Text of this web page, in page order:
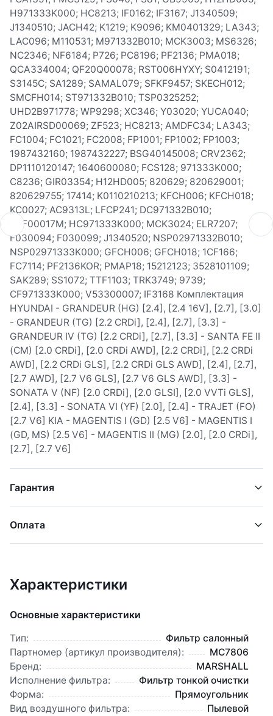
H971333K000; HC8213; IF0162; IF3167; J1340509;
J1340510; JACH42; K1219; K9096; KM0401329; LA343;
LAC096; M110531; M971332B010; MCK3003; MS6326;
NC2346; NF6184; P726; PC8196; PF2136; PMA018;
QCA334004; QF20Q00078; RST006HYXY; S0412191;
S3145C; SA1289; SAMAL079; SFKF9457; SKECH012;
SMCFH014; ST971332B010; TSP0325252;
UHD2B971778; WP9298; XC346; Y03020; YUCA040;
Z02AIRSD00069; ZF523; HC8213; AMDFC34; LA343;
FC1004; FC1021; FC2008; FP1001; FP1002; FP1003;
1987432160; 1987432227; BSG40145008; CRV2362;
DP1110120147; 1640600080; FCS128; 971333K000;
C8236; GIR03354; H12HD005; 820629; 820629001;
820629755; 17414; K0110210213; KFCH006; KFCH018;
KC0027; AC9313L; LFCP241; DC971332B010;
ECF00017M; HC971333K000; MCK3024; ELR7207;
F030094; F030099; J1340520; NSP02971332B010;
NSP02971333K000; GFCH006; GFCH018; 1CF166;
FC7114; PF2136KOR; PMAP18; 15212123; 3528101109;
SAK289; SS1072; TTF1103; TRK3749; 9739;
CF971333K000; V53300007; IF3168 Комплектация
HYUNDAI - GRANDEUR (HG) [2.4], [2.4 16V], [2.7], [3.0]
- GRANDEUR (TG) [2.2 CRDi], [2.4], [2.7], [3.3] -
GRANDEUR IV (TG) [2.2 CRDi], [2.7], [3.3] - SANTA FE II
(CM) [2.0 CRDi], [2.0 CRDi AWD], [2.2 CRDi], [2.2 CRDi
AWD], [2.2 CRDi GLS], [2.2 CRDi GLS AWD], [2.4], [2.7],
[2.7 AWD], [2.7 V6 GLS], [2.7 V6 GLS AWD], [3.3] -
SONATA V (NF) [2.0 CRDi], [2.0 GLSI], [2.0 VVTi GLS],
[2.4], [3.3] - SONATA VI (YF) [2.0], [2.4] - TRAJET (FO)
[2.7 V6] KIA - MAGENTIS I (GD) [2.5 V6] - MAGENTIS I
(GD, MS) [2.5 V6] - MAGENTIS II (MG) [2.0], [2.0 CRDi],
[2.7], [2.7 V6]
Гарантия
Оплата
Характеристики
Основные характеристики
Тип:
Фильтр салонный
Партномер (артикул производителя):
MC7806
Бренд:
MARSHALL
Исполнение фильтра:
Фильтр тонкой очистки
Форма:
Прямоугольник
Вид воздушного фильтра:
Пылевой